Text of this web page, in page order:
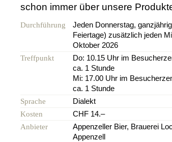
schon immer über unsere
Durchführung
Jeden Donnerstag,
Feiertage) zusätzlich jeden
Oktober 2026
Treffpunkt
Do: 10.15 Uhr im
ca. 1 Stunde
Mi: 17.00 Uhr im
ca. 1 Stunde
Sprache Dialekt
Kosten CHF 14.–
Anbieter
Appenzeller Bier, Brauerei
Appenzell